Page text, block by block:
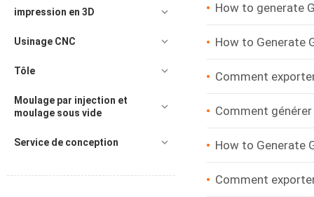
How to generate
How to Generate
Comment
Comment
How to Generate
Comment
impression en 3D
Usinage CNC
Tôle
Moulage par injection et
moulage sous vide
Service de conception